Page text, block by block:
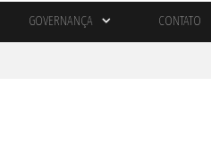
GOVERNANÇA CONTATO